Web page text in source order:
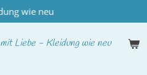
Liebe - Kleidung wie neu
wie neu